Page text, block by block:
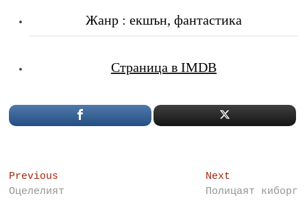
Жанр : екшън, фантастика
Страница в IMDB
Post
navigation
Previous
post:
Оцелелият
NextNext
post:
Полицаят киборг